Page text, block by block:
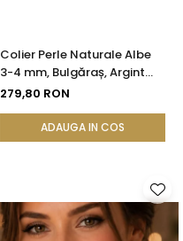
Colier Perle Naturale Albe
3-4 mm, Bulgăraș, Argint
925, Calitate AAA |
279,80 RON
ADAUGA IN COS